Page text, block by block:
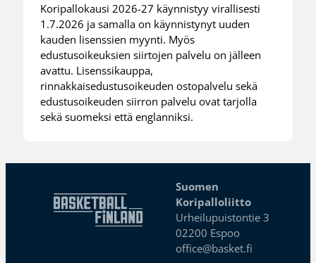
Koripallokausi 2026-27 käynnistyy virallisesti
1.7.2026 ja samalla on käynnistynyt uuden
kauden lisenssien myynti. Myös
edustusoikeuksien siirtojen palvelu on jälleen
avattu. Lisenssikauppa,
rinnakkaisedustusoikeuden ostopalvelu sekä
edustusoikeuden siirron palvelu ovat tarjolla
sekä suomeksi että englanniksi.
Suomen
Koripalloliitto
Urheilupuistontie 3
02200 Espoo
office@basket.fi